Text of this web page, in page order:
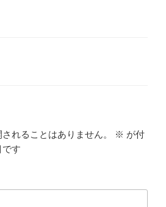
れることはありません。 ※ が付
です